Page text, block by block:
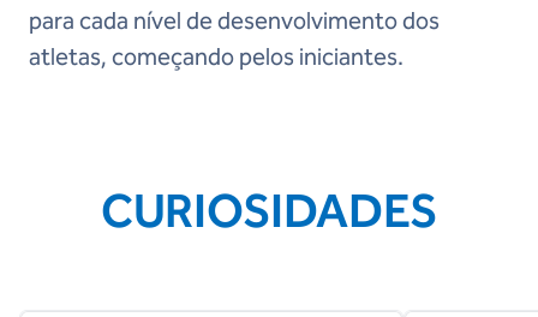
para cada nível de desenvolvimento dos
atletas, começando pelos iniciantes.
CURIOSIDADES